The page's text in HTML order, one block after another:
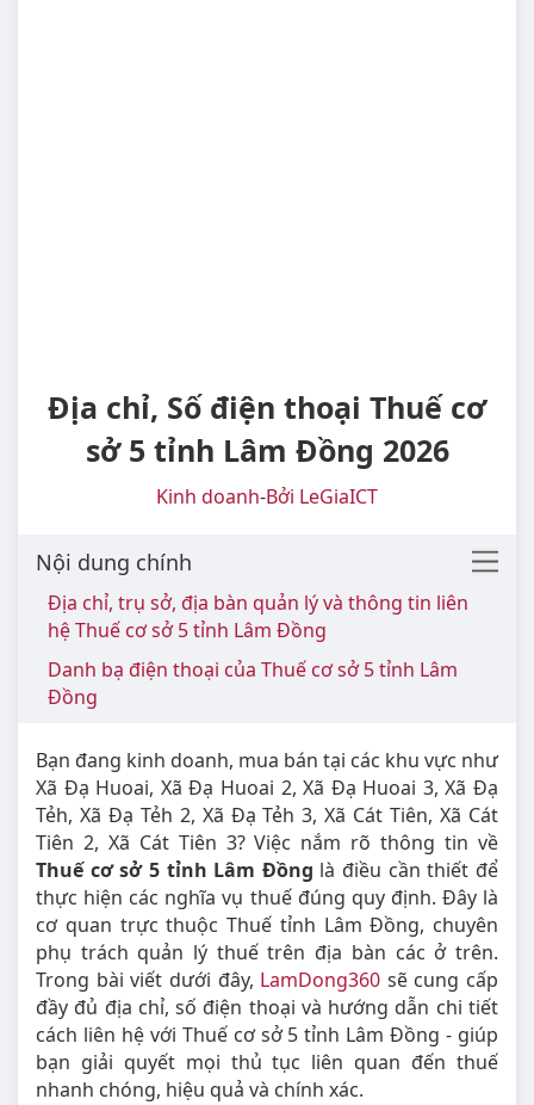
Địa chỉ, Số điện thoại Thuế cơ
sở 5 tỉnh Lâm Đồng 2026
Kinh doanh-Bởi LeGiaICT
Nội dung chính
Địa chỉ, trụ sở, địa bàn quản lý và thông tin liên
hệ Thuế cơ sở 5 tỉnh Lâm Đồng
Danh bạ điện thoại của Thuế cơ sở 5 tỉnh Lâm
Đồng
Bạn đang kinh doanh, mua bán tại các khu vực như
Xã Đạ Huoai, Xã Đạ Huoai 2, Xã Đạ Huoai 3, Xã Đạ
Tẻh, Xã Đạ Tẻh 2, Xã Đạ Tẻh 3, Xã Cát Tiên, Xã Cát
Tiên 2, Xã Cát Tiên 3? Việc nắm rõ thông tin về
Thuế cơ sở 5 tỉnh Lâm Đồng là điều cần thiết để
thực hiện các nghĩa vụ thuế đúng quy định. Đây là
cơ quan trực thuộc Thuế tỉnh Lâm Đồng, chuyên
phụ trách quản lý thuế trên địa bàn các ở trên.
Trong bài viết dưới đây, LamDong360 sẽ cung cấp
đầy đủ địa chỉ, số điện thoại và hướng dẫn chi tiết
cách liên hệ với Thuế cơ sở 5 tỉnh Lâm Đồng - giúp
bạn giải quyết mọi thủ tục liên quan đến thuế
nhanh chóng, hiệu quả và chính xác.